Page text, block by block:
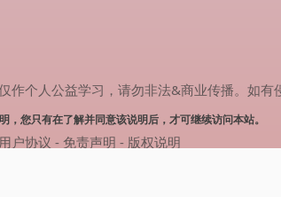
个人公益学习，请勿非法&商业传播。如
，您只有在了解并同意该说明后，才可继续访问本站。
用户协议 - 免责声明 - 版权说明